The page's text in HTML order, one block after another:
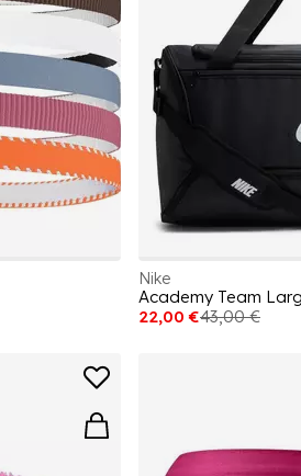
Nike
Academy Team
22,00 €43,00 €